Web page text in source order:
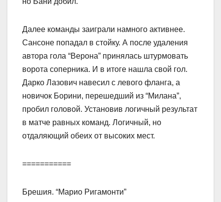
Далее команды заиграли намного активнее.
Сансоне попадал в стойку. А после удаления
автора гола “Верона” принялась штурмовать
ворота соперника. И в итоге нашла свой гол.
Дарко Лазович навесил с левого фланга, а
новичок Борини, перешедший из “Милана”,
пробил головой. Установив логичный результат
в матче равных команд. Логичный, но
отдаляющий обеих от высоких мест.
===========
Брешия. “Марио Ригамонти”